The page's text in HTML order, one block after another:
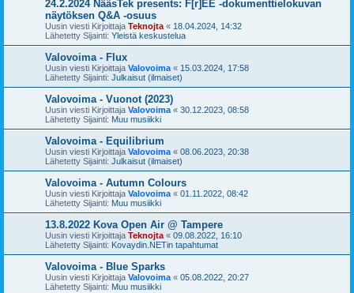
24.2.2024 NääsTek presents: F[r]EE -dokumenttielokuvan
näytöksen Q&A -osuus
Uusin viesti Kirjoittaja Teknojta « 18.04.2024, 14:32
Lähetetty Sijainti: Yleistä keskustelua
Valovoima - Flux
Uusin viesti Kirjoittaja Valovoima « 15.03.2024, 17:58
Lähetetty Sijainti: Julkaisut (ilmaiset)
Valovoima - Vuonot (2023)
Uusin viesti Kirjoittaja Valovoima « 30.12.2023, 08:58
Lähetetty Sijainti: Muu musiikki
Valovoima - Equilibrium
Uusin viesti Kirjoittaja Valovoima « 08.06.2023, 20:38
Lähetetty Sijainti: Julkaisut (ilmaiset)
Valovoima - Autumn Colours
Uusin viesti Kirjoittaja Valovoima « 01.11.2022, 08:42
Lähetetty Sijainti: Muu musiikki
13.8.2022 Kova Open Air @ Tampere
Uusin viesti Kirjoittaja Teknojta « 09.08.2022, 16:10
Lähetetty Sijainti: Kovaydin.NETin tapahtumat
Valovoima - Blue Sparks
Uusin viesti Kirjoittaja Valovoima « 05.08.2022, 20:27
Lähetetty Sijainti: Muu musiikki